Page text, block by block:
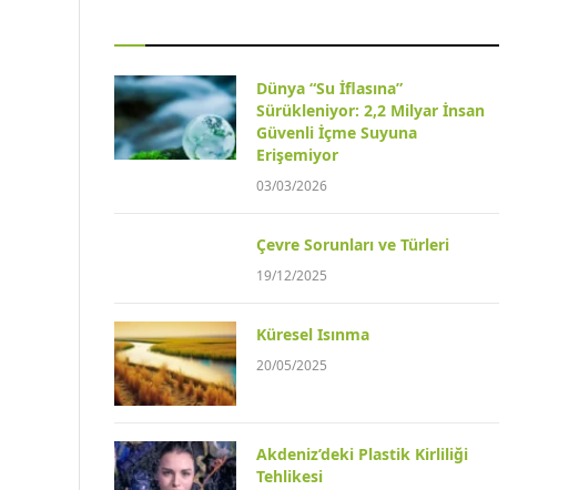
Dünya “Su İflasına”
Sürükleniyor: 2,2 Milyar İnsan
Güvenli İçme Suyuna
Erişemiyor
03/03/2026
Çevre Sorunları ve Türleri
19/12/2025
Küresel Isınma
20/05/2025
Akdeniz’deki Plastik Kirliliği
Tehlikesi